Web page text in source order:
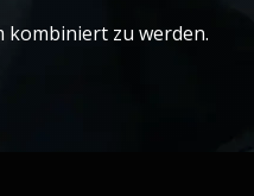
kombiniert zu werden.